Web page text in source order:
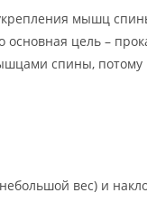
мышц
основная цель –
спины,
вес) и